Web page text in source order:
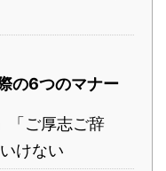
の6つのマナー
ご厚志ご辞
けない